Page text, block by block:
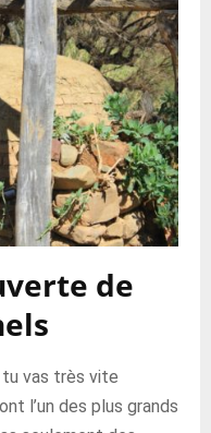
de
tu vas très vite
l’un des plus grands